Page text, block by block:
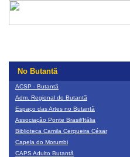
No Butantã
ACSP - Butantã
Adm. Regional do Butantã
Espaço das Artes no Butantã
Associação Ponte Brasil/Itália
Biblioteca Camila Cerqueira César
Capela do Morumbi
CAPS Adulto Butantã